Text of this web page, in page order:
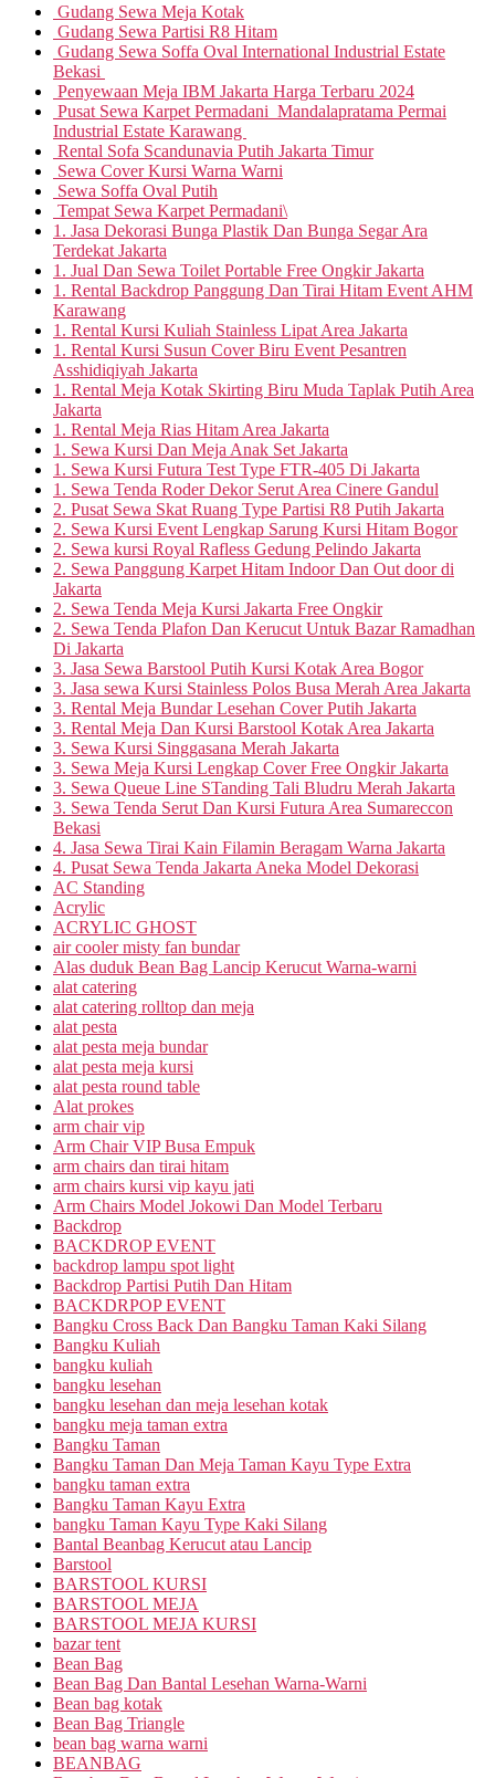
Gudang Sewa Meja Kotak
Gudang Sewa Partisi R8 Hitam
Gudang Sewa Soffa Oval International Industrial Estate
Bekasi
Penyewaan Meja IBM Jakarta Harga Terbaru 2024
Pusat Sewa Karpet Permadani Mandalapratama Permai
Industrial Estate Karawang
Rental Sofa Scandunavia Putih Jakarta Timur
Sewa Cover Kursi Warna Warni
Sewa Soffa Oval Putih
Tempat Sewa Karpet Permadani\
1. Jasa Dekorasi Bunga Plastik Dan Bunga Segar Ara
Terdekat Jakarta
1. Jual Dan Sewa Toilet Portable Free Ongkir Jakarta
1. Rental Backdrop Panggung Dan Tirai Hitam Event AHM
Karawang
1. Rental Kursi Kuliah Stainless Lipat Area Jakarta
1. Rental Kursi Susun Cover Biru Event Pesantren
Asshidiqiyah Jakarta
1. Rental Meja Kotak Skirting Biru Muda Taplak Putih Area
Jakarta
1. Rental Meja Rias Hitam Area Jakarta
1. Sewa Kursi Dan Meja Anak Set Jakarta
1. Sewa Kursi Futura Test Type FTR-405 Di Jakarta
1. Sewa Tenda Roder Dekor Serut Area Cinere Gandul
2. Pusat Sewa Skat Ruang Type Partisi R8 Putih Jakarta
2. Sewa Kursi Event Lengkap Sarung Kursi Hitam Bogor
2. Sewa kursi Royal Rafless Gedung Pelindo Jakarta
2. Sewa Panggung Karpet Hitam Indoor Dan Out door di
Jakarta
2. Sewa Tenda Meja Kursi Jakarta Free Ongkir
2. Sewa Tenda Plafon Dan Kerucut Untuk Bazar Ramadhan
Di Jakarta
3. Jasa Sewa Barstool Putih Kursi Kotak Area Bogor
3. Jasa sewa Kursi Stainless Polos Busa Merah Area Jakarta
3. Rental Meja Bundar Lesehan Cover Putih Jakarta
3. Rental Meja Dan Kursi Barstool Kotak Area Jakarta
3. Sewa Kursi Singgasana Merah Jakarta
3. Sewa Meja Kursi Lengkap Cover Free Ongkir Jakarta
3. Sewa Queue Line STanding Tali Bludru Merah Jakarta
3. Sewa Tenda Serut Dan Kursi Futura Area Sumareccon
Bekasi
4. Jasa Sewa Tirai Kain Filamin Beragam Warna Jakarta
4. Pusat Sewa Tenda Jakarta Aneka Model Dekorasi
AC Standing
Acrylic
ACRYLIC GHOST
air cooler misty fan bundar
Alas duduk Bean Bag Lancip Kerucut Warna-warni
alat catering
alat catering rolltop dan meja
alat pesta
alat pesta meja bundar
alat pesta meja kursi
alat pesta round table
Alat prokes
arm chair vip
Arm Chair VIP Busa Empuk
arm chairs dan tirai hitam
arm chairs kursi vip kayu jati
Arm Chairs Model Jokowi Dan Model Terbaru
Backdrop
BACKDROP EVENT
backdrop lampu spot light
Backdrop Partisi Putih Dan Hitam
BACKDRPOP EVENT
Bangku Cross Back Dan Bangku Taman Kaki Silang
Bangku Kuliah
bangku kuliah
bangku lesehan
bangku lesehan dan meja lesehan kotak
bangku meja taman extra
Bangku Taman
Bangku Taman Dan Meja Taman Kayu Type Extra
bangku taman extra
Bangku Taman Kayu Extra
bangku Taman Kayu Type Kaki Silang
Bantal Beanbag Kerucut atau Lancip
Barstool
BARSTOOL KURSI
BARSTOOL MEJA
BARSTOOL MEJA KURSI
bazar tent
Bean Bag
Bean Bag Dan Bantal Lesehan Warna-Warni
Bean bag kotak
Bean Bag Triangle
bean bag warna warni
BEANBAG